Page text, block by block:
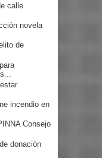
calle
novela
de
incendio en
Consejo
donación